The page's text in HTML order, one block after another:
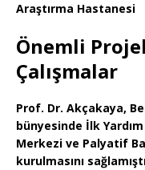
Araştırma Hastanesi
Önemli
Çalışmalar
Prof. Dr. Akçakaya,
bünyesinde İlk
Merkezi ve Palyatif
kurulmasını